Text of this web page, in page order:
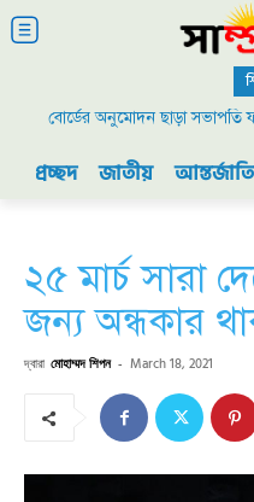
বোর্ডের অনুমোদন ছাড়া সভাপতি
প্রচ্ছদ জাতীয়
২৫ মার্চ সারা
জন্য অন্ধকার
দ্বারা মোহাম্মদ শিপন - March 18, 2021